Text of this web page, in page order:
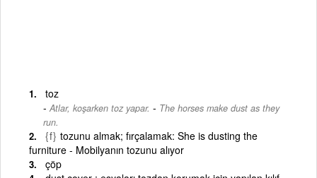
toz
Atlar, koşarken toz yapar. - The horses make dust as they
run.
{f} tozunu almak; fırçalamak: She is dusting the
furniture - Mobilyanın tozunu alıyor
çöp